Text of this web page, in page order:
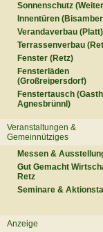
Sonnenschutz
Innentüren
Verandaverbau (Platt)
Terrassenverbau
Fenster (Retz)
Fensterläden
(Großreipersdorf)
Fenstertausch
Agnesbrünnl)
Veranstaltungen &
Gemeinnütziges
Messen &
Gut Gemacht
Retz
Seminare &
Anzeige